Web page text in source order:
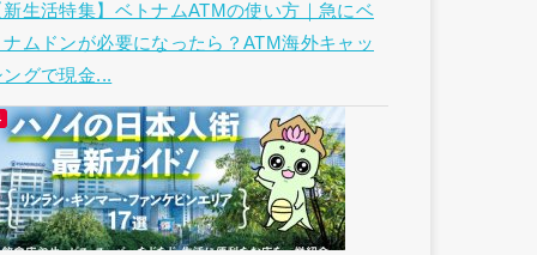
新生活特集】ベトナムATMの使い方｜急にベ
ナムドンが必要になったら？ATM海外キャッ
ングで現金...